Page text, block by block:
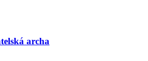
archa